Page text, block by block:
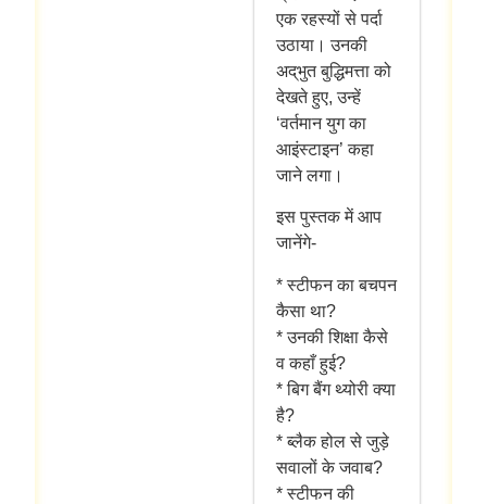
एक रहस्यों से पर्दा
उठाया। उनकी
अद्‌भुत बुद्धिमत्ता को
देखते हुए, उन्हें
‘वर्तमान युग का
आइंस्टाइन’ कहा
जाने लगा।
इस पुस्तक में आप
जानेंगे-
* स्टीफन का बचपन
कैसा था?
* उनकी शिक्षा कैसे
व कहाँ हुई?
* बिग बैंग थ्योरी क्या
है?
* ब्लैक होल से जुड़े
सवालों के जवाब?
* स्टीफन की